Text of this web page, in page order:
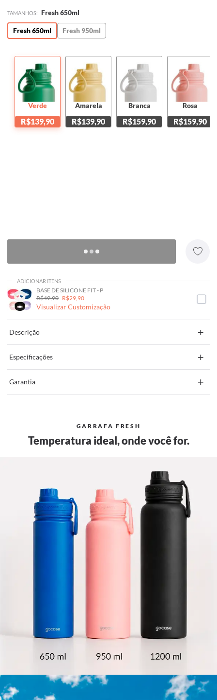
TAMANHOS: Fresh 650ml
Fresh 650ml Fresh 950ml
Verde
R$139,90
Amarela
R$139,90
Branca
R$159,90
Rosa
R$159,90
ADICIONAR ITENS
BASE DE SILICONE FIT - P
R$49,90 R$29,90
Visualizar Customização
Descrição +
Especificações +
Garantia +
GARRAFA FRESH
Temperatura ideal, onde você for.